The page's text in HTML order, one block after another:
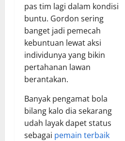
pas tim lagi dalam kondisi
buntu. Gordon sering
banget jadi pemecah
kebuntuan lewat aksi
individunya yang bikin
pertahanan lawan
berantakan.
Banyak pengamat bola
bilang kalo dia sekarang
udah layak dapet status
sebagai pemain terbaik